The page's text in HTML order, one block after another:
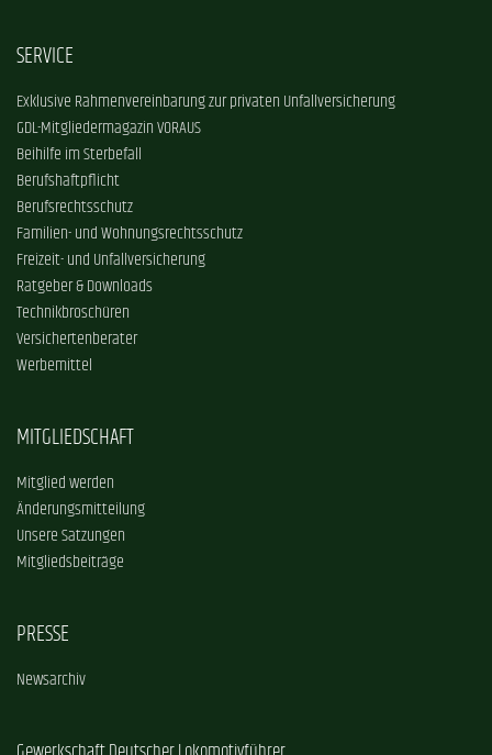
SERVICE
Exklusive Rahmenvereinbarung zur privaten Unfallversicherung
GDL-Mitgliedermagazin VORAUS
Beihilfe im Sterbefall
Berufshaftpflicht
Berufsrechtsschutz
Familien- und Wohnungsrechtsschutz
Freizeit- und Unfallversicherung
Ratgeber & Downloads
Technikbroschüren
Versichertenberater
Werbemittel
MITGLIEDSCHAFT
Mitglied werden
Änderungsmitteilung
Unsere Satzungen
Mitgliedsbeiträge
PRESSE
Newsarchiv